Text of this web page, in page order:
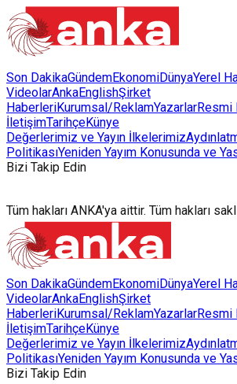
Son DakikaGündemEkonomiDünyaYerel
VideolarAnkaEnglishŞirket
HaberleriKurumsal/ReklamYazarlarResmi
İletişimTarihçeKünye
Değerlerimiz ve Yayın İlkelerimiz
PolitikasıYeniden Yayım Konusunda ve
Bizi Takip Edin
Tüm hakları ANKA'ya aittir. Tüm hakları
Son DakikaGündemEkonomiDünyaYerel
VideolarAnkaEnglishŞirket
HaberleriKurumsal/ReklamYazarlarResmi
İletişimTarihçeKünye
Değerlerimiz ve Yayın İlkelerimiz
PolitikasıYeniden Yayım Konusunda ve
Bizi Takip Edin